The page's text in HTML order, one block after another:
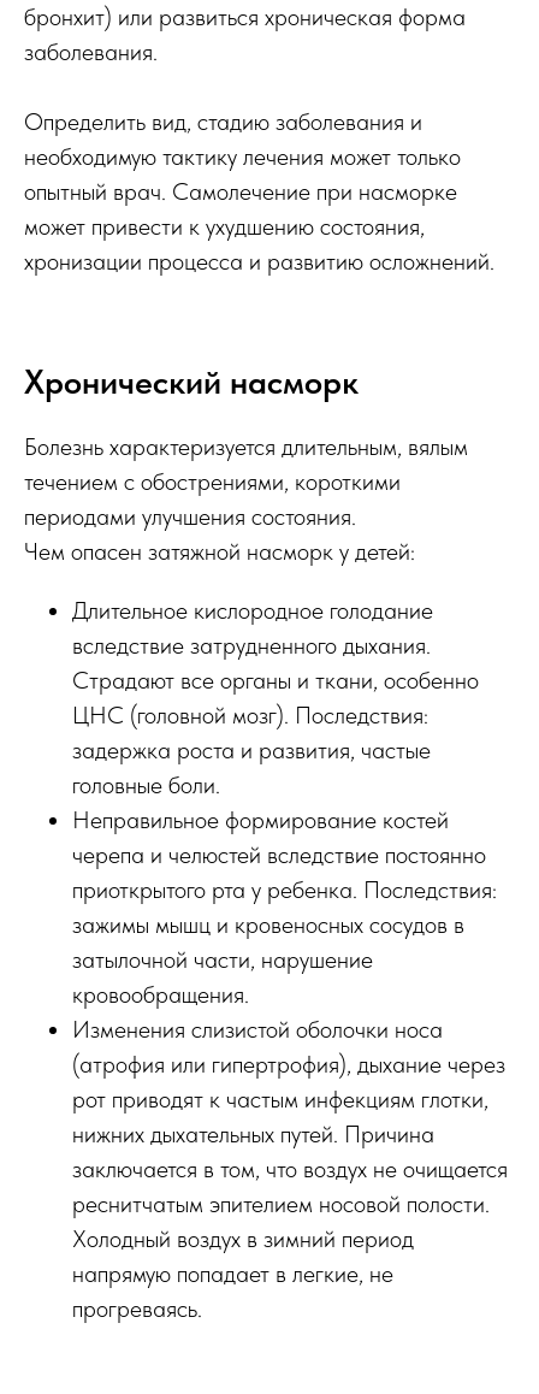
бронхит) или развиться хроническая форма
заболевания.
Определить вид, стадию заболевания и
необходимую тактику лечения может только
опытный врач. Самолечение при насморке
может привести к ухудшению состояния,
хронизации процесса и развитию осложнений.
Хронический насморк
Болезнь характеризуется длительным, вялым
течением с обострениями, короткими
периодами улучшения состояния.
Чем опасен затяжной насморк у детей:
Длительное кислородное голодание
вследствие затрудненного дыхания.
Страдают все органы и ткани, особенно
ЦНС (головной мозг). Последствия:
задержка роста и развития, частые
головные боли.
Неправильное формирование костей
черепа и челюстей вследствие постоянно
приоткрытого рта у ребенка. Последствия:
зажимы мышц и кровеносных сосудов в
затылочной части, нарушение
кровообращения.
Изменения слизистой оболочки носа
(атрофия или гипертрофия), дыхание через
рот приводят к частым инфекциям глотки,
нижних дыхательных путей. Причина
заключается в том, что воздух не очищается
реснитчатым эпителием носовой полости.
Холодный воздух в зимний период
напрямую попадает в легкие, не
прогреваясь.